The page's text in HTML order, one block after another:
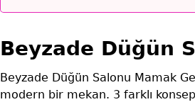
Beyzade Düğün
Beyzade Düğün Salonu Mamak
modern bir mekan. 3 farklı